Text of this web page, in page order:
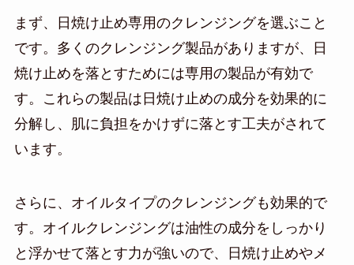
まず、日焼け止め専用のクレンジングを選ぶこと
です。多くのクレンジング製品がありますが、日
焼け止めを落とすためには専用の製品が有効で
す。これらの製品は日焼け止めの成分を効果的に
分解し、肌に負担をかけずに落とす工夫がされて
います。
さらに、オイルタイプのクレンジングも効果的で
す。オイルクレンジングは油性の成分をしっかり
と浮かせて落とす力が強いので、日焼け止めやメ